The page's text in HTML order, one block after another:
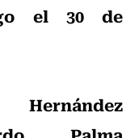
el 30 de
Hernández